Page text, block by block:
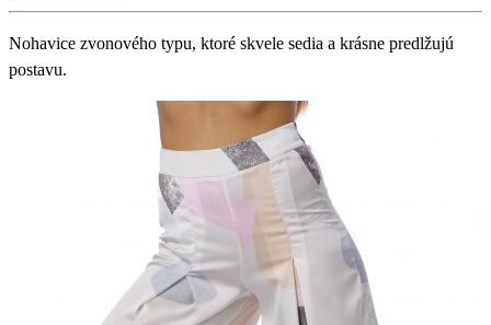
Nohavice zvonového typu, ktoré skvele sedia a krásne predlžujú
postavu.